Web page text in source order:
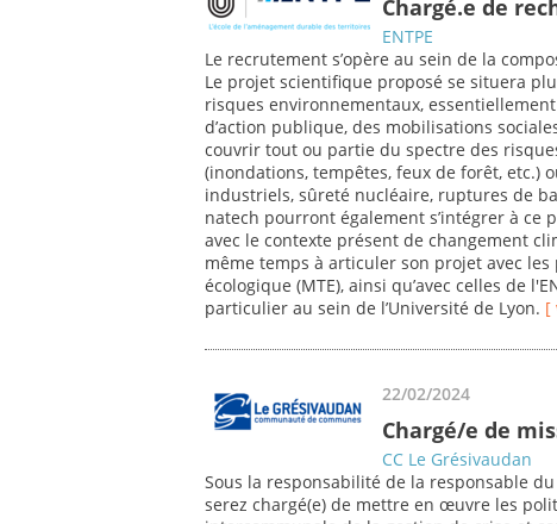
Chargé.e de
ENTPE
Le recrutement s’opère au sein de la
Le projet scientifique proposé se situera
risques environnementaux,
d’action publique, des mobilisations
couvrir tout ou partie du spectre des
(inondations, tempêtes, feux de forêt, etc.)
industriels, sûreté nucléaire, ruptures de
natech pourront également s’intégrer à
avec le contexte présent de changement
même temps à articuler son projet avec
écologique (MTE), ainsi qu’avec celles de
particulier au sein de l’Université de Lyon. [
22/02/2024
Chargé/e de
CC Le Grésivaudan
Sous la responsabilité de la responsable
serez chargé(e) de mettre en œuvre les